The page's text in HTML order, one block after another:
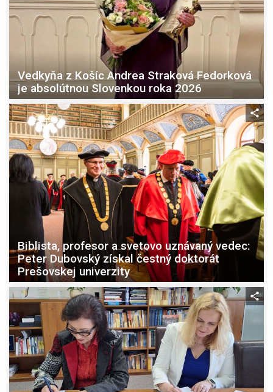
Vedkyňa z Košíc Andrea Straková Fedorková
je absolútnou Slovenkou roka 2026
Biblista, profesor a svetovo uznávaný vedec:
Peter Dubovský získal čestný doktorát
Prešovskej univerzity